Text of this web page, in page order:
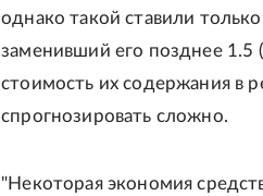
однако такой ставили
заменивший его позднее
стоимость их содержания в
спрогнозировать сложно.
"Некоторая экономия